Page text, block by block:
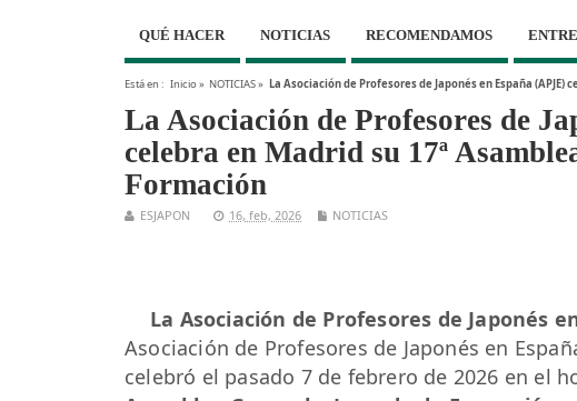
QUÉ HACER NOTICIAS RECOMENDAMOS
Está en : Inicio» NOTICIAS» La Asociación de Profesores de Japonés en España
La Asociación de Profesores de
celebra en Madrid su 17ª
Formación
ESJAPON 16, feb, 2026 NOTICIAS
La Asociación de Profesores de Japonés
Asociación de Profesores de Japonés en
celebró el pasado 7 de febrero de 2026 en el